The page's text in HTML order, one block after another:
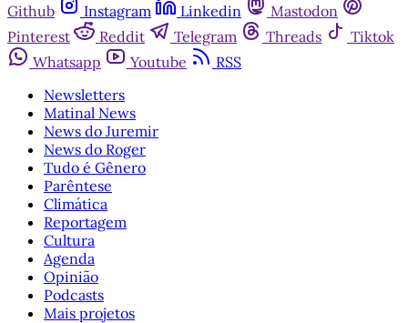
Github
Instagram Linkedin
Mastodon
Pinterest
Reddit Telegram Threads
Tiktok
Whatsapp
Youtube
RSS
Newsletters
Matinal News
News do Juremir
News do Roger
Tudo é Gênero
Parêntese
Climática
Reportagem
Cultura
Agenda
Opinião
Podcasts
Mais projetos